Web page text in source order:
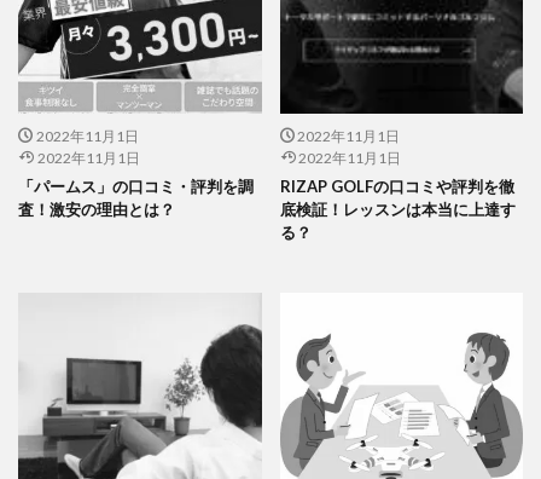
2022年11月1日
2022年11月1日
「パームス」の口コミ・評判を調
査！激安の理由とは？
2022年11月1日
2022年11月1日
RIZAP GOLFの口コミや評判を徹
底検証！レッスンは本当に上達す
る？